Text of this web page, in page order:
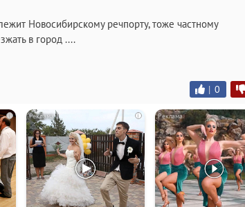
Новосибирскому речпорту, тоже частному
в город ....
| 0
i i